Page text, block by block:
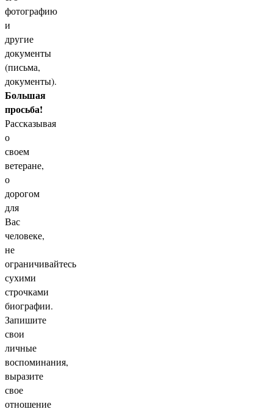
фотографию
и
другие
документы
(письма,
документы).
Большая
просьба!
Рассказывая
о
своем
ветеране,
о
дорогом
для
Вас
человеке,
не
ограничивайтесь
сухими
строчками
биографии.
Запишите
свои
личные
воспоминания,
выразите
свое
отношение